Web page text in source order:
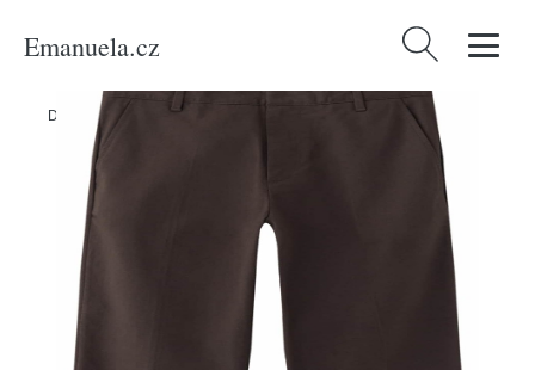
Emanuela.cz Vyhledávání
Domů Produkty Muži Kalhoty s puky Pull&Bear hnědá